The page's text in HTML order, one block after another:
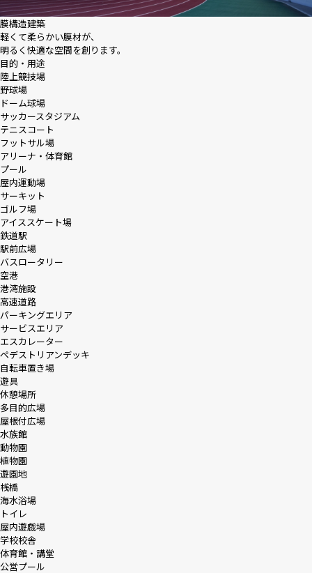
実績
太陽工業コラム
採用情報
ニュース
膜構造建築
軽くて柔らかい膜材が、
明るく快適な空間を創ります。
目的・用途
陸上競技場
野球場
ドーム球場
サッカースタジアム
テニスコート
フットサル場
アリーナ・体育館
プール
屋内運動場
サーキット
ゴルフ場
アイススケート場
鉄道駅
駅前広場
バスロータリー
空港
港湾施設
高速道路
パーキングエリア
サービスエリア
エスカレーター
ペデストリアンデッキ
自転車置き場
遊具
休憩場所
多目的広場
屋根付広場
水族館
動物園
植物園
遊園地
桟橋
海水浴場
トイレ
屋内遊戯場
学校校舎
体育館・講堂
公営プール